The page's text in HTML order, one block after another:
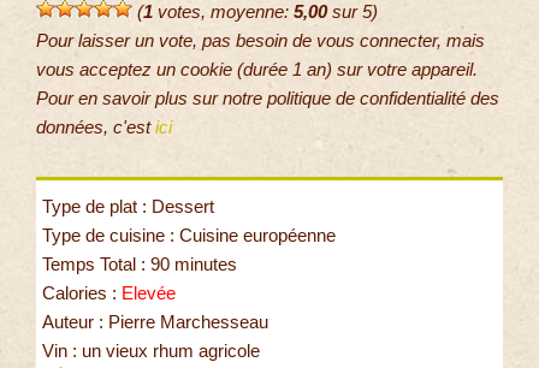
(1 votes, moyenne: 5,00sur 5)
Pour laisser un vote, pas besoin de vous connecter, mais
vous acceptez un cookie (durée 1 an) sur votre appareil.
Pour en savoir plus sur notre politique de confidentialité des
données, c'estici
Type de plat : Dessert
Type de cuisine : Cuisine européenne
Temps Total : 90 minutes
Calories : Elevée
Auteur : Pierre Marchesseau
Vin : un vieux rhum agricole